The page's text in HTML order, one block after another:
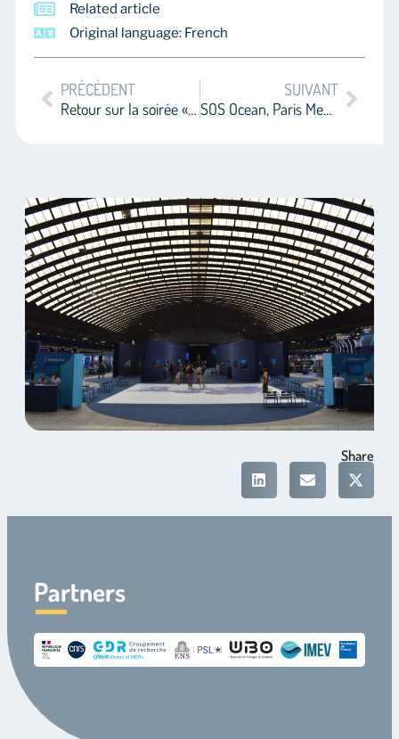
Related article
Original language: French
PRÉCÉDENT
Retour sur la soirée « Vivant(s) » de Bloom
SUIVANT
SOS Ocean, Paris Meeting
Anne-Gaëlle Beurrier
Share
Partners